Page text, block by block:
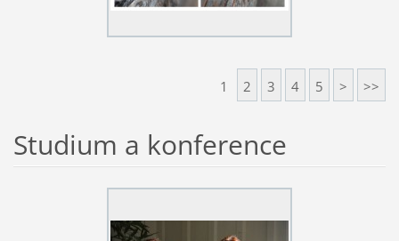
1 2 3 4 5 > >>
Studium a konference